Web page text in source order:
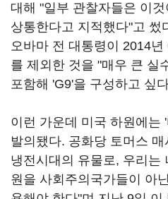
대해 "일부 관찰자들은 이
상통한다고 지적했다"고 썼
오바마 전 대통령이 2014
를 제외한 것을 "매우 큰 실
포함해 'G9'을 구성하고 싶
이런 가운데 미국 하원에는
발의됐다. 공화당 토머스
냉전시대의 유물로, 우리는
원을 사회주의국가들이 아